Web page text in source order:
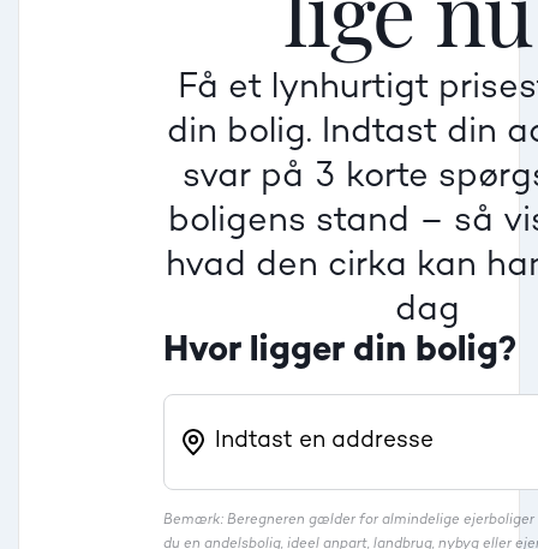
Få et lynhurtigt
din bolig. Indtast din
svar på 3 korte
boligens stand – så
hvad den cirka kan
dag
Hvor ligger din bolig?
Bemærk: Beregneren gælder for almindelige ejerboliger
du en andelsbolig, ideel anpart, landbrug, nybyg eller
Dårlig
Dårlig
Dårlig
Villa
Beregner pris